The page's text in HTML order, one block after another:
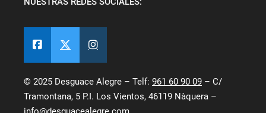
© 2025 Desguace Alegre – Telf: 961 60 90 09 – C/
Tramontana, 5 P.I. Los Vientos, 46119 Nàquera –